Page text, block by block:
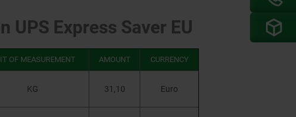
UPS Express Saver EU
OF MEASUREMENT AMOUNT CURRENCY
KG 31,10 Euro